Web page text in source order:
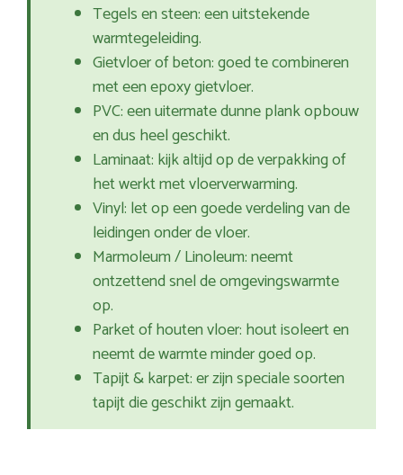
Tegels en steen: een uitstekende
warmtegeleiding.
Gietvloer of beton: goed te combineren
met een epoxy gietvloer.
PVC: een uitermate dunne plank opbouw
en dus heel geschikt.
Laminaat: kijk altijd op de verpakking of
het werkt met vloerverwarming.
Vinyl: let op een goede verdeling van de
leidingen onder de vloer.
Marmoleum / Linoleum: neemt
ontzettend snel de omgevingswarmte
op.
Parket of houten vloer: hout isoleert en
neemt de warmte minder goed op.
Tapijt & karpet: er zijn speciale soorten
tapijt die geschikt zijn gemaakt.